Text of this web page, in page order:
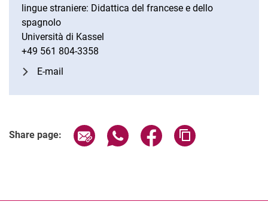
lingue straniere: Didattica del francese e dello
spagnolo
Università di Kassel
+49 561 804-3358
E-mail
Share page: Share page via email
Share page via WhatsApp
Share page via